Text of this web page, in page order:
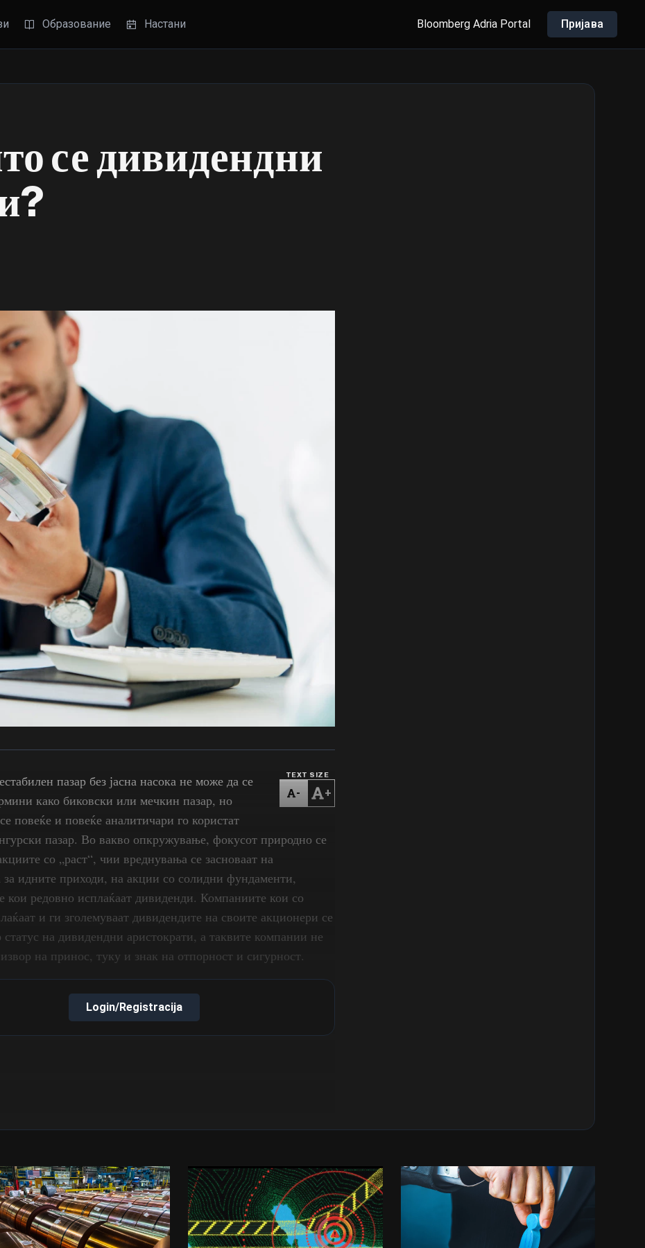
Образование Настани Bloomberg Adria Portal Пријава
се дивидендни
TEXT SIZE
- +
пазар без јасна насока не може да се
како биковски или мечкин пазар, но
повеќе и повеќе аналитичари го користат
пазар. Во вакво опкружување, фокусот природно се
со „раст“, ​​чии вреднувања се засноваат на
за идните приходи, на акции со солидни фундаменти,
кои редовно исплаќаат дивиденди. Компаниите кои со
и ги зголемуваат дивидендите на своите акционери се
статус на дивидендни аристократи, а таквите компании не
на принос, туку и знак на отпорност и сигурност.
Login/Registracija